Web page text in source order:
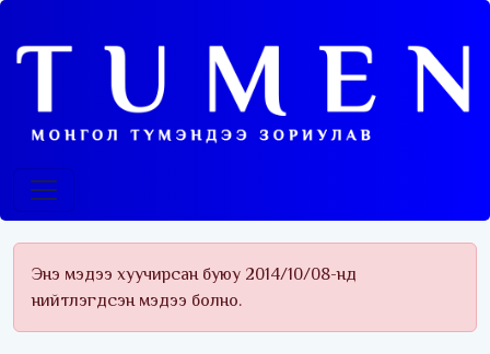
Энэ мэдээ хуучирсан буюу 2014/10/08-нд
нийтлэгдсэн мэдээ болно.